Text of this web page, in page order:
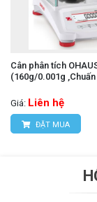
Cân phân tích
(160g/0.001g
Giá: Liên hệ
ĐẶT MUA